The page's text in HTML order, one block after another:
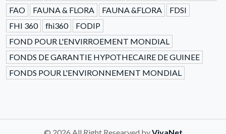
FAO
FAUNA & FLORA FAUNA &FLORA
FDSI
FHI 360
fhi360
FODIP
FOND POUR L'ENVIRROEMENT MONDIAL
FONDS DE GARANTIE HYPOTHECAIRE DE GUINEE
FONDS POUR L'ENVIRONNEMENT MONDIAL